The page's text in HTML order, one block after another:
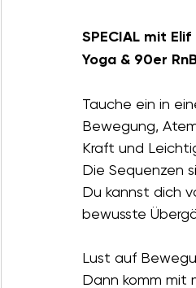
SPECIAL mit Elif
Yoga & 90er
Tauche ein in
Bewegung,
Kraft und
Die Sequenzen
Du kannst dich
bewusste
Lust auf
Dann komm mit